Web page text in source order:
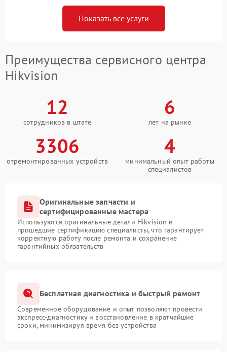
Показать все услуги
Преимущества сервисного центра
Hikvision
12
сотрудников в штате
6
лет на рынке
3306
отремонтированных устройств
4
минимальный опыт работы
специалистов
Оригинальные запчасти и
сертифицированные мастера
Используются оригинальные детали Hikvision и
прошедшие сертификацию специалисты, что гарантирует
корректную работу после ремонта и сохранение
гарантийных обязательств
Бесплатная диагностика и быстрый ремонт
Современное оборудование и опыт позволяют провести
экспресс-диагностику и восстановление в кратчайшие
сроки, минимизируя время без устройства